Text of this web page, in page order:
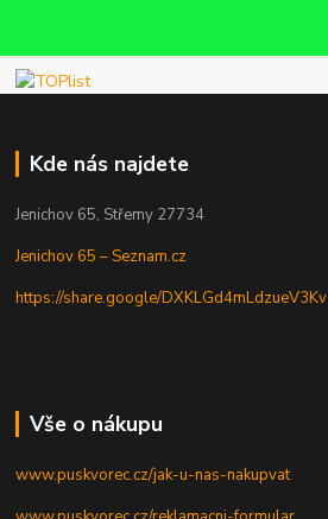
Kde nás najdete
Jenichov 65, Střemy 27734
Jenichov 65 – Seznam.cz
https://share.google/DXKLGd4mLdzueV3Kv
Vše o nákupu
www.puskvorec.cz/jak-u-nas-nakupvat